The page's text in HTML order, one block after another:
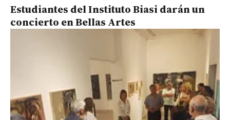
Estudiantes del Instituto Biasi darán un
concierto en Bellas Artes